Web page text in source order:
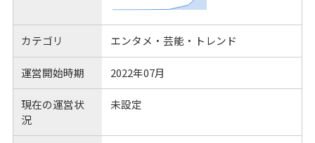
カテゴリ エンタメ・芸能・トレンド
運営開始時期 2022年07月
現在の運営状
況
未設定